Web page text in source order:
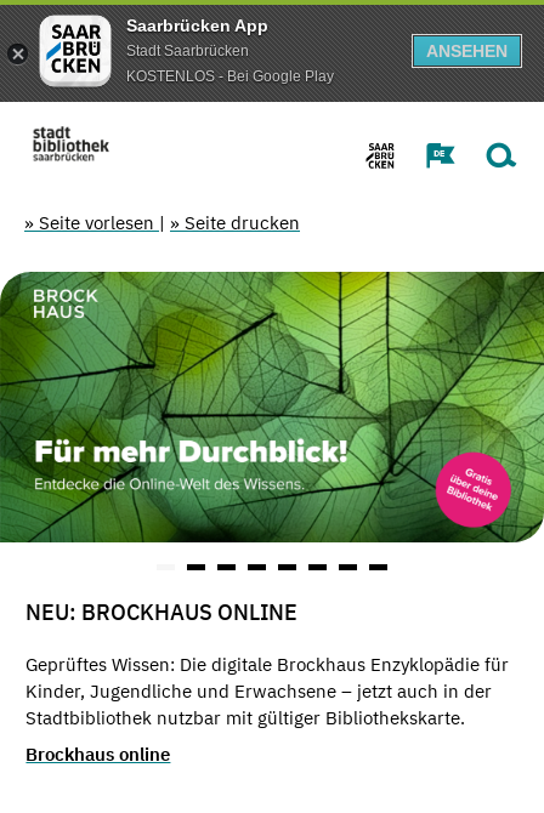
Saarbrücken App
Stadt Saarbrücken
KOSTENLOS - Bei Google Play
ANSEHEN
» Seite vorlesen | » Seite drucken
NEU: BROCKHAUS ONLINE
Geprüftes Wissen: Die digitale Brockhaus Enzyklopädie für
Kinder, Jugendliche und Erwachsene – jetzt auch in der
Stadtbibliothek nutzbar mit gültiger Bibliothekskarte.
Brockhaus online